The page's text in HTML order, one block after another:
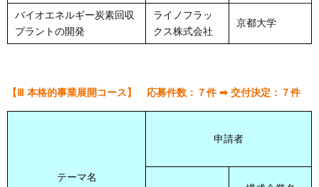
バイオエネルギー炭素回収
プラントの開発
ライノフラッ
クス株式会社
京都大学
【Ⅲ 本格的事業展開コース】 応募件数：７件 ➡ 交付決定：７件
テーマ名
申請者